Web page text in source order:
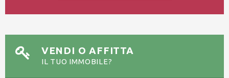
VENDI O AFFITTA
IL TUO IMMOBILE?